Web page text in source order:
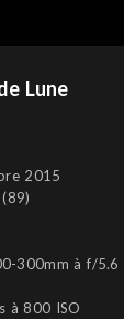
Lune
2015
300mm à f/5.6
à 800 ISO